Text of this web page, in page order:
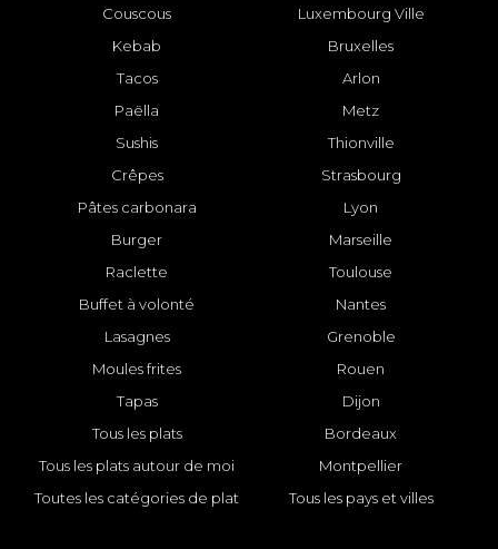
Couscous
Kebab
Tacos
Paëlla
Sushis
Crêpes
Pâtes carbonara
Burger
Raclette
Buffet à volonté
Lasagnes
Moules frites
Tapas
Tous les plats
Tous les plats autour de moi
Toutes les catégories de plat
Luxembourg Ville
Bruxelles
Arlon
Metz
Thionville
Strasbourg
Lyon
Marseille
Toulouse
Nantes
Grenoble
Rouen
Dijon
Bordeaux
Montpellier
Tous les pays et villes